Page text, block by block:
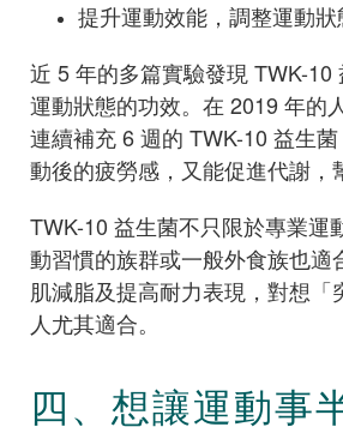
提升運動效能，調整運動狀
近 5 年的多篇實驗發現 TWK-10
運動狀態的功效。在 2019 年的
連續補充 6 週的 TWK-10 益生
動後的疲勞感，又能促進代謝，
TWK-10 益生菌不只限於專業運
動習慣的族群或一般外食族也適
肌減脂及提高耐力表現，對想「
人尤其適合。
四、想讓運動事